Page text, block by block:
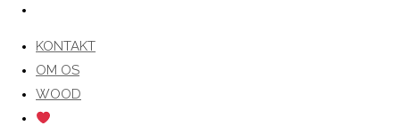
search
KONTAKT
OM OS
WOOD